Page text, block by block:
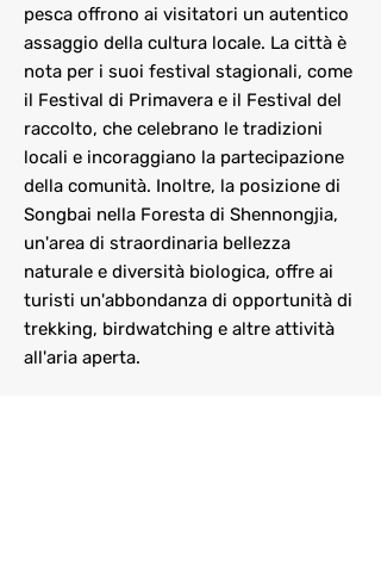
pesca offrono ai visitatori un autentico
assaggio della cultura locale. La città è
nota per i suoi festival stagionali, come
il Festival di Primavera e il Festival del
raccolto, che celebrano le tradizioni
locali e incoraggiano la partecipazione
della comunità. Inoltre, la posizione di
Songbai nella Foresta di Shennongjia,
un'area di straordinaria bellezza
naturale e diversità biologica, offre ai
turisti un'abbondanza di opportunità di
trekking, birdwatching e altre attività
all'aria aperta.